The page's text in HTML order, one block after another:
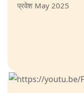
प्रवेश May 2025